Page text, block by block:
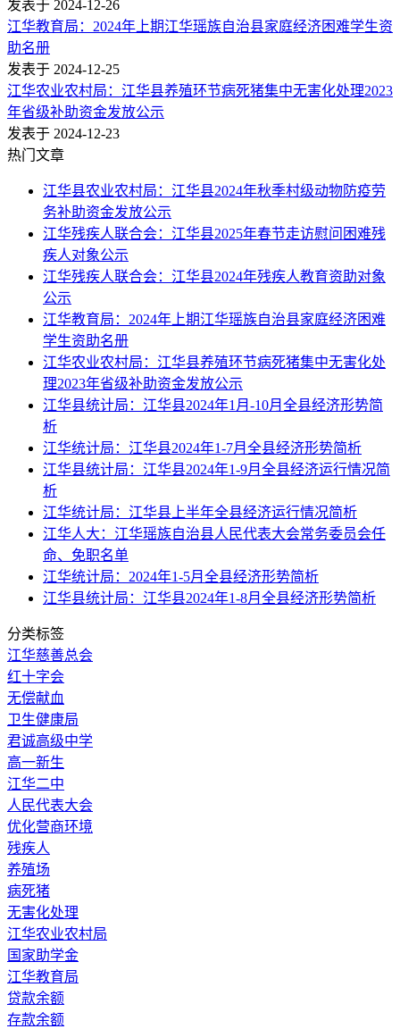
发表于 2024-12-26
江华教育局：2024年上期江华瑶族自治县家庭经济困难学生资
助名册
发表于 2024-12-25
江华农业农村局：江华县养殖环节病死猪集中无害化处理2023
年省级补助资金发放公示
发表于 2024-12-23
热门文章
江华县农业农村局：江华县2024年秋季村级动物防疫劳
务补助资金发放公示
江华残疾人联合会：江华县2025年春节走访慰问困难残
疾人对象公示
江华残疾人联合会：江华县2024年残疾人教育资助对象
公示
江华教育局：2024年上期江华瑶族自治县家庭经济困难
学生资助名册
江华农业农村局：江华县养殖环节病死猪集中无害化处
理2023年省级补助资金发放公示
江华县统计局：江华县2024年1月-10月全县经济形势简
析
江华统计局：江华县2024年1-7月全县经济形势简析
江华县统计局：江华县2024年1-9月全县经济运行情况简
析
江华统计局：江华县上半年全县经济运行情况简析
江华人大：江华瑶族自治县人民代表大会常务委员会任
命、免职名单
江华统计局：2024年1-5月全县经济形势简析
江华县统计局：江华县2024年1-8月全县经济形势简析
分类标签
江华慈善总会
红十字会
无偿献血
卫生健康局
君诚高级中学
高一新生
江华二中
人民代表大会
优化营商环境
残疾人
养殖场
病死猪
无害化处理
江华农业农村局
国家助学金
江华教育局
贷款余额
存款余额